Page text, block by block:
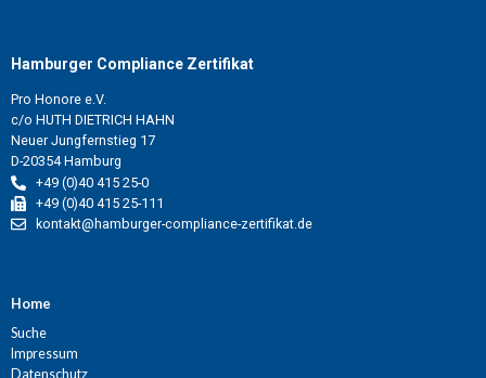
Hamburger Compliance Zertifikat
Pro Honore e.V.
c/o HUTH DIETRICH HAHN
Neuer Jungfernstieg 17
D-20354 Hamburg
+49 (0)40 415 25-0
+49 (0)40 415 25-111
kontakt@hamburger-compliance-zertifikat.de
Home
Suche
Impressum
Datenschutz